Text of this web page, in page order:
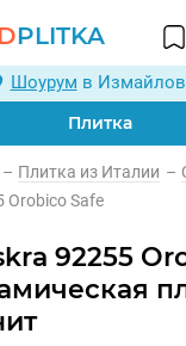
PLITKA
Шоурум в
Плитка
– Плитка из Италии –
Orobico Safe
92255